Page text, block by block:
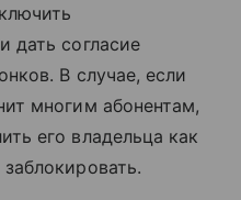
дать согласие
В случае, если
многим абонентам,
его владельца как